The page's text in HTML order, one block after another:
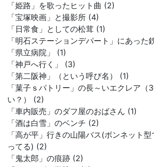
「姫路」を歌ったヒット曲 (2)
「宝塚映画」と撮影所 (4)
「日常食」としての松茸 (1)
「明石ステーションデパート」にあった
「県立病院」 (1)
「神戸へ行く」 (3)
「第二阪神」（という呼び名） (1)
「菓子ｓパトリー」の長～いエクレア（
い？） (2)
「車内販売」のダフ屋のおばさん (1)
「酒は白雪」のベンチ (2)
「高が平」行きの山陽バス(ボンネット
ってる) (2)
「鬼太郎」の痕跡 (2)